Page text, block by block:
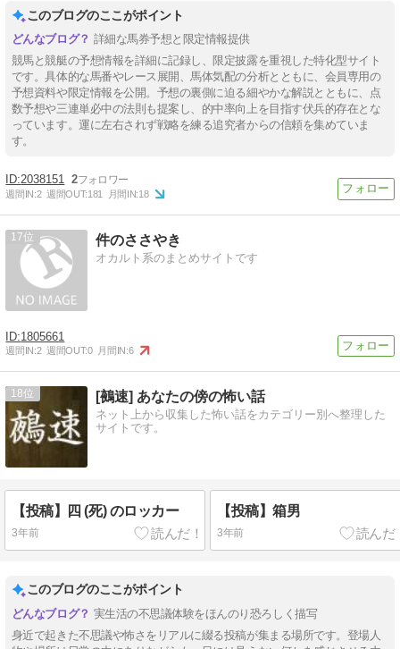
このブログのここがポイント
詳細な馬券予想と限定情報提供
競馬と競艇の予想情報を詳細に記録し、限定披露を重視した特化型サイト
です。具体的な馬番やレース展開、馬体気配の分析とともに、会員専用の
予想資料や限定情報を公開。予想の裏側に迫る細やかな解説とともに、点
数予想や三連単必中の法則も提案し、的中率向上を目指す伏兵的存在とな
っています。運に左右されず戦略を練る追究者からの信頼を集めていま
す。
2038151 2
週間IN:2 週間OUT:181 月間IN:18
17 件のささやき
オカルト系のまとめサイトです
1805661
週間IN:2 週間OUT:0 月間IN:6
18 [鵺速] あなたの傍の怖い話
ネット上から収集した怖い話をカテゴリー別へ整理した
サイトです。
【投稿】四 (死) のロッカー
3年前
【投稿】箱男
3年前
このブログのここがポイント
実生活の不思議体験をほんのり恐ろしく描写
身近で起きた不思議や怖さをリアルに綴る投稿が集まる場所です。登場人